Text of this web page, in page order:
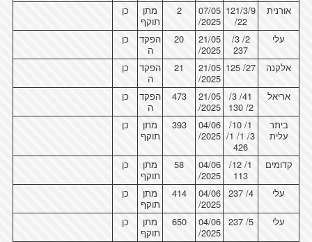
אורנית
121/3/9
/22
07/05
/2025
2
מתן
תוקף
כן
עלי
2/ 3/
237
21/05
/2025
20
הפקד
ה
כן
אלקנה 27/ 125
21/05
/2025
21
הפקד
ה
כן
אריאל
41/ 3/
2/ 130
21/05
/2025
473
הפקד
ה
כן
ביתר
עלית
1/ 10/
3/ 1/ 1/
426
04/06
/2025
393
מתן
תוקף
כן
קדומים
1/ 12/
113
04/06
/2025
58
מתן
תוקף
כן
עלי 4/ 237
04/06
/2025
414
מתן
תוקף
כן
עלי 5/ 237
04/06
/2025
650
מתן
תוקף
כן